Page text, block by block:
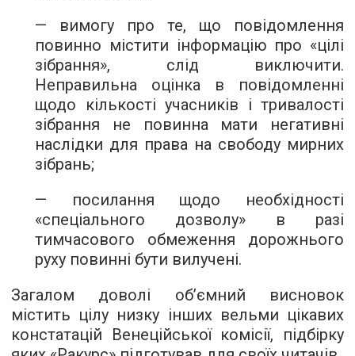
— вимогу про те, що повідомлення
повинно містити інформацію про «цілі
зібрання», слід виключити.
Неправильна оцінка в повідомленні
щодо кількості учасників і тривалості
зібрання не повинна мати негативні
наслідки для права на свободу мирних
зібрань;
— посилання щодо необхідності
«спеціального дозволу» в разі
тимчасового обмеження дорожнього
руху повинні бути вилучені.
Загалом доволі об’ємний висновок
містить цілу низку інших вельми цікавих
констатацій Венеційської комісії, підбірку